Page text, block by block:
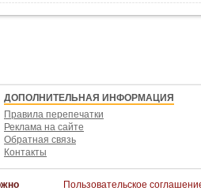
ДОПОЛНИТЕЛЬНАЯ ИНФОРМАЦИЯ
Правила перепечатки
Реклама на сайте
Обратная связь
Контакты
Пользовательское